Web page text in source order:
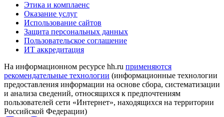
Этика и комплаенс
Оказание услуг
Использование сайтов
Защита персональных данных
Пользовательское соглашение
ИТ аккредитация
На информационном ресурсе hh.ru применяются
рекомендательные технологии (информационные технологии
предоставления информации на основе сбора, систематизации
и анализа сведений, относящихся к предпочтениям
пользователей сети «Интернет», находящихся на территории
Российской Федерации)